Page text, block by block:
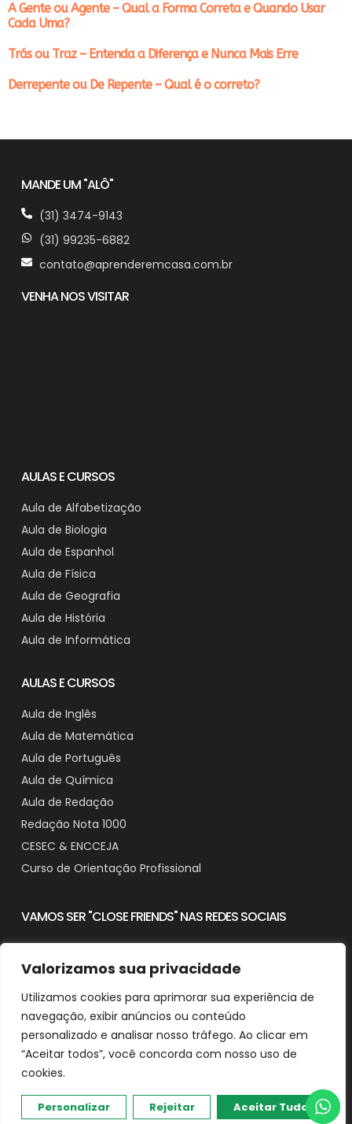
Valorizamos sua privacidade
Utilizamos cookies para aprimorar sua experiência de
navegação, exibir anúncios ou conteúdo
personalizado e analisar nosso tráfego. Ao clicar em
“Aceitar todos”, você concorda com nosso uso de
cookies.
Personalizar Rejeitar Aceitar Tudo
A Gente ou Agente – Qual a Forma Correta e Quando Usar
Cada Uma?
Trás ou Traz – Entenda a Diferença e Nunca Mais Erre
Derrepente ou De Repente – Qual é o correto?
MANDE UM "ALÔ"
(31) 3474-9143
(31) 99235-6882
contato@aprenderemcasa.com.br
VENHA NOS VISITAR
AULAS E CURSOS
Aula de Alfabetização
Aula de Biologia
Aula de Espanhol
Aula de Física
Aula de Geografia
Aula de História
Aula de Informática
AULAS E CURSOS
Aula de Inglês
Aula de Matemática
Aula de Português
Aula de Química
Aula de Redação
Redação Nota 1000
CESEC & ENCCEJA
Curso de Orientação Profissional
VAMOS SER "CLOSE FRIENDS" NAS REDES SOCIAIS
Contato
Downloads
© 2025 Aprender em Casa - CNPJ: 29.482.518/0001-90
Política de Privacidade